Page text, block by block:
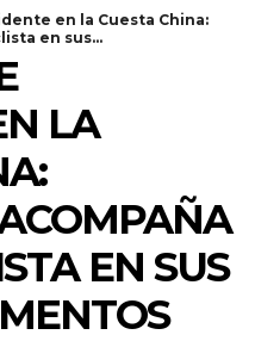
en la Cuesta China:
en sus...
LA
EN SUS